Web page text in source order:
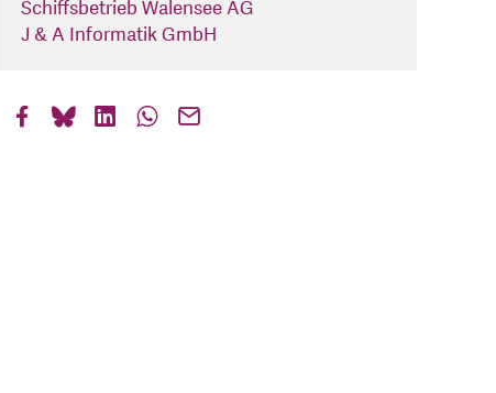
Schiffsbetrieb Walensee AG
J & A Informatik GmbH